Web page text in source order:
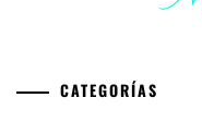
CATEGORÍAS